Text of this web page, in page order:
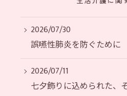
2026/07/30
誤嚥性肺炎を防ぐために
2026/07/11
七夕飾りに込められた、